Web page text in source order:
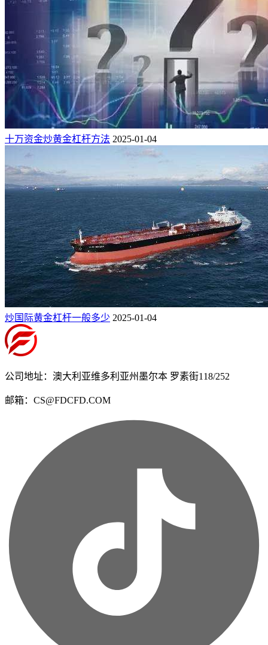
十万资金炒黄金杠杆方法 2025-01-04
炒国际黄金杠杆一般多少 2025-01-04
公司地址：澳大利亚维多利亚州墨尔本 罗素街118/252
邮箱：CS@FDCFD.COM